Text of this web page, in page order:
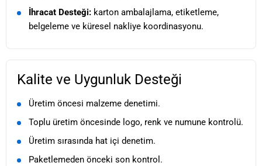
İhracat Desteği: karton ambalajlama, etiketleme,
belgeleme ve küresel nakliye koordinasyonu.
Kalite ve Uygunluk Desteği
Üretim öncesi malzeme denetimi.
Toplu üretim öncesinde logo, renk ve numune kontrolü.
Üretim sırasında hat içi denetim.
Paketlemeden önceki son kontrol.